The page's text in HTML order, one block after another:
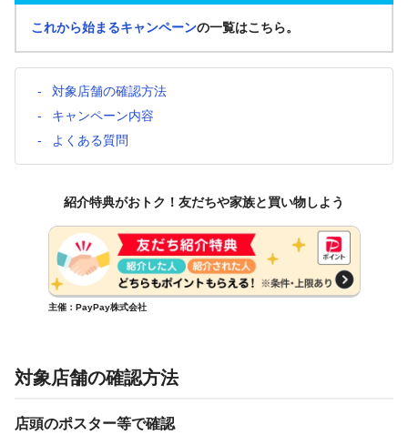
これから始まるキャンペーンの一覧はこちら。
対象店舗の確認方法
キャンペーン内容
よくある質問
紹介特典がおトク！友だちや家族と買い物しよう
主催：PayPay株式会社
対象店舗の確認方法
店頭のポスター等で確認